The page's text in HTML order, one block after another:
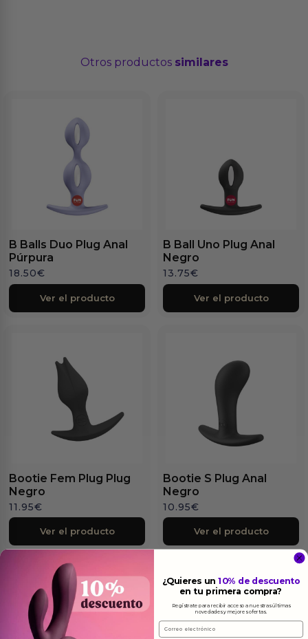
Otros productos similares
B Balls Duo Plug Anal
Púrpura
18.50€
Ver el producto
B Ball Uno Plug Anal
Negro
13.75€
Ver el producto
Bootie Fem Plug Plug
Negro
11.95€
Ver el producto
Bootie S Plug Anal
Negro
10.95€
Ver el producto
¿Quieres un10% de descuento
en tu primera compra?
Regístrate para recibir acceso a nuestras últimas
novedades y mejores ofertas.
Email